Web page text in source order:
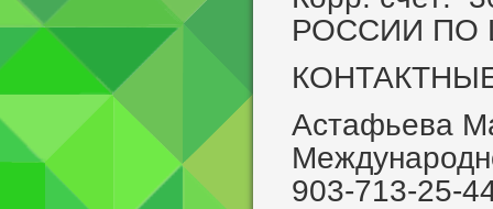
РОССИИ ПО
Астафьева
903-713-25-